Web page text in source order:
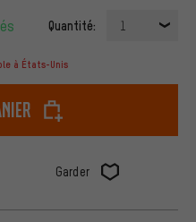
Quantité: 1
à États-Unis
Garder